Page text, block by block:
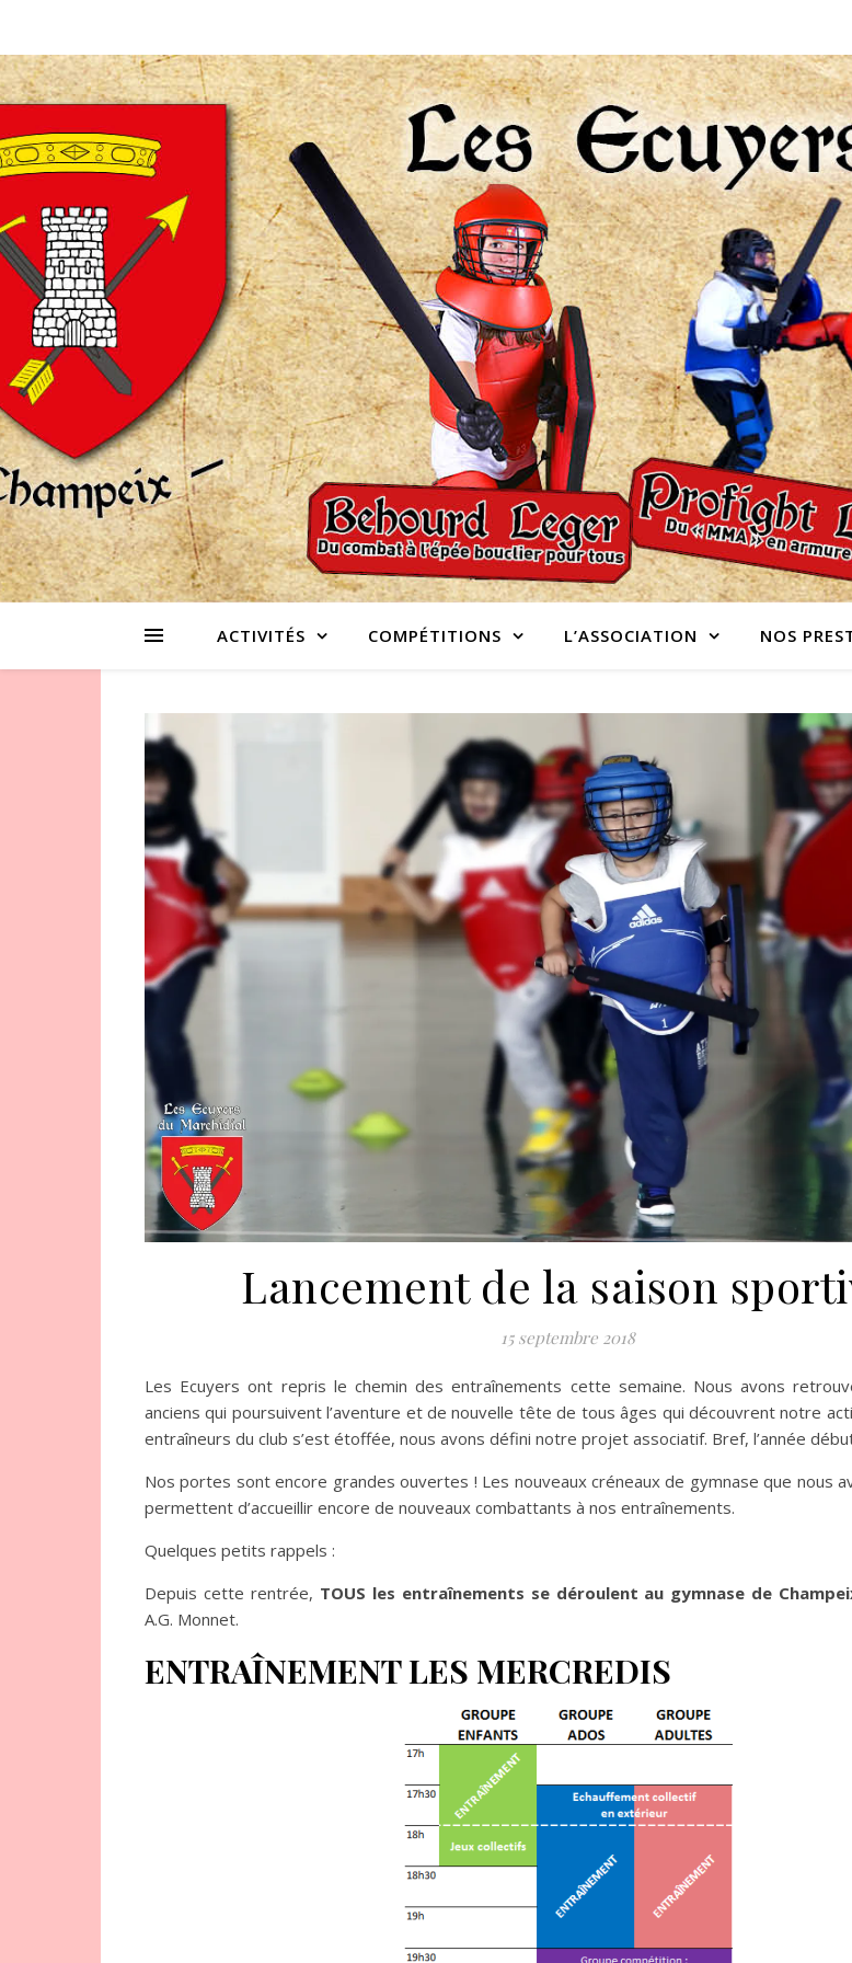
ACTIVITÉS COMPÉTITIONS L’ASSOCIATION NOS
Lancement de la saison
15 septembre 2018
Les Ecuyers ont repris le chemin des entraînements cette semaine. Nous avons
anciens qui poursuivent l’aventure et de nouvelle tête de tous âges qui découvrent notre
entraîneurs du club s’est étoffée, nous avons défini notre projet associatif. Bref, l’année
Nos portes sont encore grandes ouvertes ! Les nouveaux créneaux de gymnase que nous
permettent d’accueillir encore de nouveaux combattants à nos entraînements.
Quelques petits rappels :
Depuis cette rentrée, TOUS les entraînements se déroulent au gymnase de
A.G. Monnet.
ENTRAÎNEMENT LES MERCREDIS